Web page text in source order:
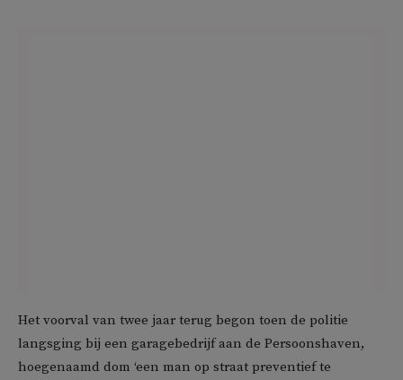
Het voorval van twee jaar terug begon toen de politie
langsging bij een garagebedrijf aan de Persoonshaven,
hoegenaamd dom ‘een man op straat preventief te